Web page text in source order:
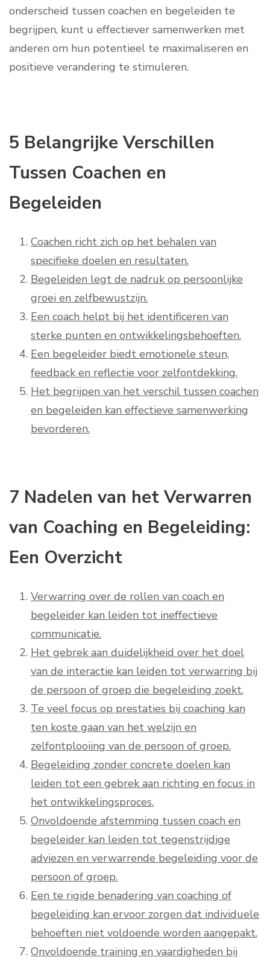
onderscheid tussen coachen en begeleiden te
begrijpen, kunt u effectiever samenwerken met
anderen om hun potentieel te maximaliseren en
positieve verandering te stimuleren.
5 Belangrijke Verschillen
Tussen Coachen en
Begeleiden
Coachen richt zich op het behalen van
specifieke doelen en resultaten.
Begeleiden legt de nadruk op persoonlijke
groei en zelfbewustzijn.
Een coach helpt bij het identificeren van
sterke punten en ontwikkelingsbehoeften.
Een begeleider biedt emotionele steun,
feedback en reflectie voor zelfontdekking.
Het begrijpen van het verschil tussen coachen
en begeleiden kan effectieve samenwerking
bevorderen.
7 Nadelen van het Verwarren
van Coaching en Begeleiding:
Een Overzicht
Verwarring over de rollen van coach en
begeleider kan leiden tot ineffectieve
communicatie.
Het gebrek aan duidelijkheid over het doel
van de interactie kan leiden tot verwarring bij
de persoon of groep die begeleiding zoekt.
Te veel focus op prestaties bij coaching kan
ten koste gaan van het welzijn en
zelfontplooiing van de persoon of groep.
Begeleiding zonder concrete doelen kan
leiden tot een gebrek aan richting en focus in
het ontwikkelingsproces.
Onvoldoende afstemming tussen coach en
begeleider kan leiden tot tegenstrijdige
adviezen en verwarrende begeleiding voor de
persoon of groep.
Een te rigide benadering van coaching of
begeleiding kan ervoor zorgen dat individuele
behoeften niet voldoende worden aangepakt.
Onvoldoende training en vaardigheden bij